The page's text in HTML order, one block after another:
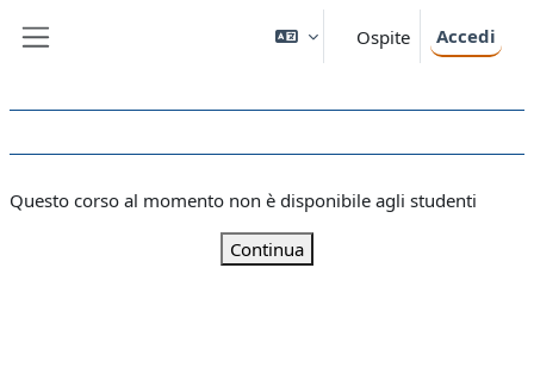
Ospite Accedi
Questo corso al momento non è disponibile agli studenti
Continua